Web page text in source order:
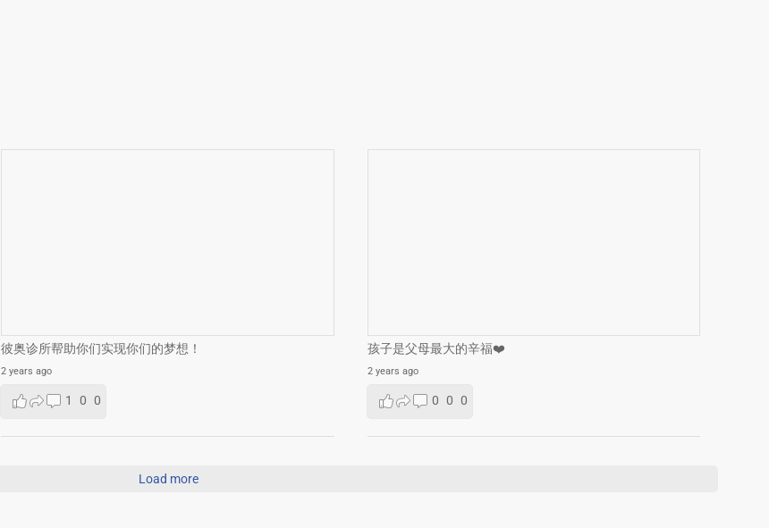
彼奥诊所帮助你们实现你们的梦想！
2 years ago
1 0 0
孩子是父母最大的辛福❤️
2 years ago
0 0 0
Load more